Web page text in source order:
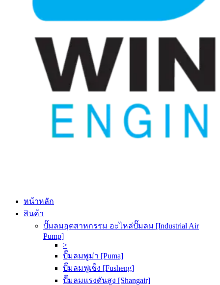
หน้าหลัก
สินค้า
ปั๊มลมอุตสาหกรรม อะไหล่ปั๊มลม [Industrial Air
Pump]
>
ปั๊มลมพูม่า [Puma]
ปั๊มลมฟูเช็ง [Fusheng]
ปั๊มลมแรงดันสูง [Shangair]